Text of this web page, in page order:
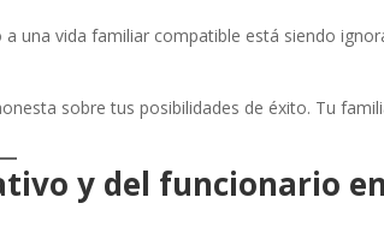
una vida familiar compatible está siendo
sobre tus posibilidades de éxito. Tu
y del funcionario